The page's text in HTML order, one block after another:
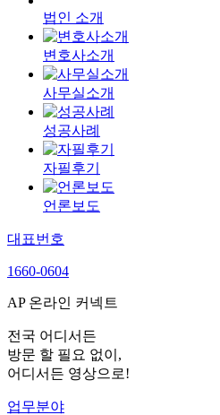
법인 소개
변호사소개
사무실소개
성공사례
자필후기
언론보도
대표번호
1660-0604
AP 온라인 커넥트
전국 어디서든
방문 할 필요 없이,
어디서든 영상으로!
업무분야